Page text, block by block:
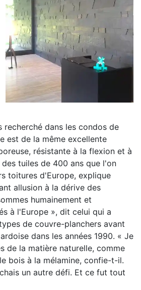
dans les condos de
est de la même excellente
résistante à la flexion et à
tuiles de 400 ans que l'on
toitures d'Europe, explique
allusion à la dérive des
humainement et
à l'Europe », dit celui qui a
de couvre-planchers avant
dans les années 1990. « Je
de la matière naturelle, comme
bois à la mélamine, confie-t-il.
un autre défi. Et ce fut tout